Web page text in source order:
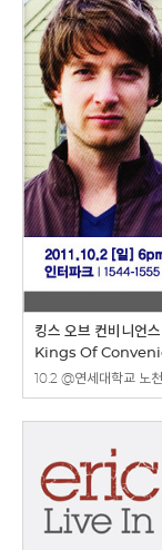
킹스 오브 컨비니언
Kings Of
10.2 @연세대학교 노